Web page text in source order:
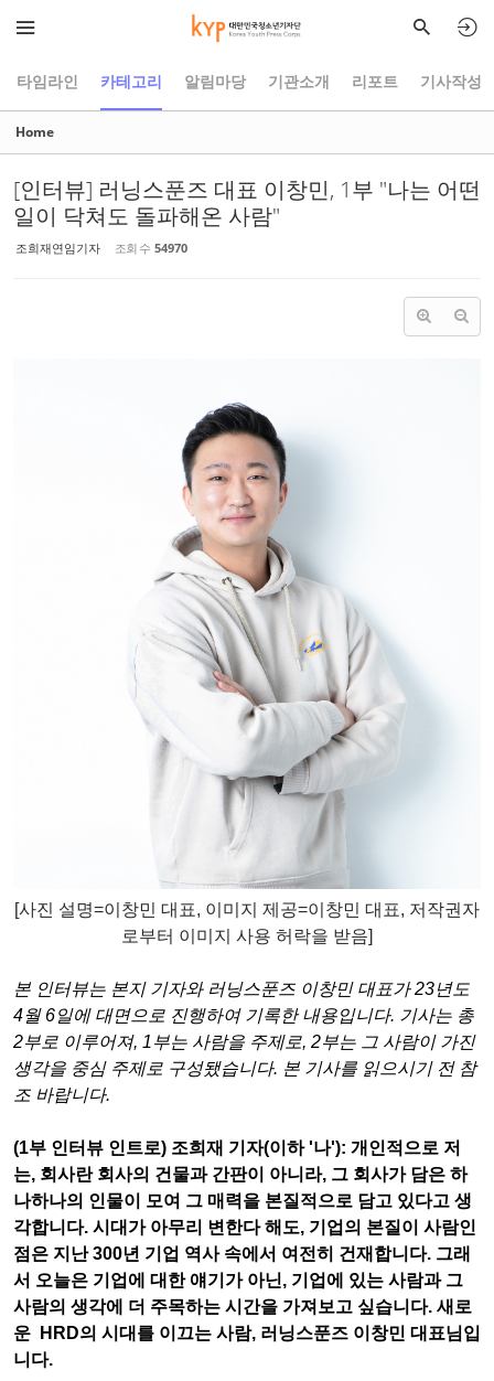
타임라인 카테고리 알림마당 기관소개 리포트 기사작성
Home
[인터뷰] 러닝스푼즈 대표 이창민, 1부 "나는 어떤
일이 닥쳐도 돌파해온 사람"
조희재연임기자 조회 수 54970
[사진 설명=이창민 대표, 이미지 제공=이창민 대표, 저작권자
로부터 이미지 사용 허락을 받음]
본 인터뷰는 본지 기자와 러닝스푼즈 이창민 대표가23년도
4월 6일에 대면으로 진행하여 기록한 내용입니다. 기사는 총
2부로 이루어져, 1부는 사람을 주제로, 2부는 그 사람이 가진
생각을 중심 주제로 구성됐습니다. 본 기사를 읽으시기 전 참
조 바랍니다.
(1부 인터뷰 인트로) 조희재 기자(이하'나'): 개인적으로 저
는, 회사란 회사의 건물과 간판이 아니라, 그 회사가 담은 하
나하나의 인물이 모여 그 매력을 본질적으로 담고 있다고 생
각합니다. 시대가 아무리 변한다 해도, 기업의 본질이 사람인
점은 지난300년 기업 역사 속에서 여전히 건재합니다. 그래
서 오늘은 기업에 대한 얘기가 아닌, 기업에 있는 사람과 그
사람의 생각에 더 주목하는 시간을 가져보고 싶습니다. 새로
운 HRD의 시대를 이끄는 사람, 러닝스푼즈 이창민 대표님입
니다.
Sketchbook5, 스케치북5